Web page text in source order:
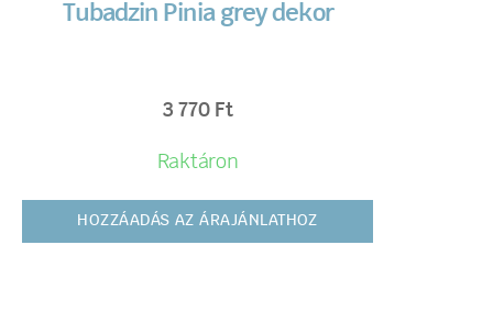
Tubadzin Pinia grey dekor
3 770 Ft
Raktáron
HOZZÁADÁS AZ ÁRAJÁNLATHOZ